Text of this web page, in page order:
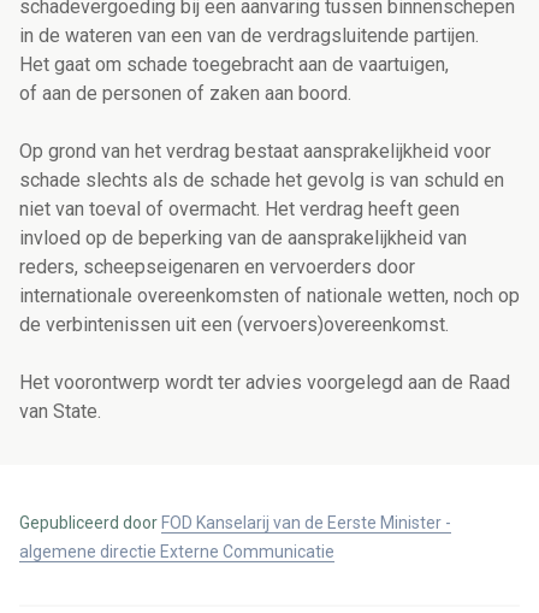
schadevergoeding bij een aanvaring tussen binnenschepen
in de wateren van een van de verdragsluitende partijen.
Het gaat om schade toegebracht aan de vaartuigen,
of aan de personen of zaken aan boord.
Op grond van het verdrag bestaat aansprakelijkheid voor
schade slechts als de schade het gevolg is van schuld en
niet van toeval of overmacht. Het verdrag heeft geen
invloed op de beperking van de aansprakelijkheid van
reders, scheepseigenaren en vervoerders door
internationale overeenkomsten of nationale wetten, noch op
de verbintenissen uit een (vervoers)overeenkomst.
Het voorontwerp wordt ter advies voorgelegd aan de Raad
van State.
Gepubliceerd door FOD Kanselarij van de Eerste Minister -
algemene directie Externe Communicatie